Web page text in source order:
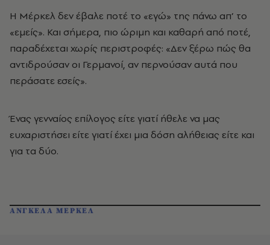
Η Μέρκελ δεν έβαλε ποτέ το «εγώ» της πάνω απ’ το
«εμείς». Και σήμερα, πιο ώριμη και καθαρή από ποτέ,
παραδέχεται χωρίς περιστροφές: «Δεν ξέρω πώς θα
αντιδρούσαν οι Γερμανοί, αν περνούσαν αυτά που
περάσατε εσείς».
Ένας γενναίος επίλογος είτε γιατί ήθελε να μας
ευχαριστήσει είτε γιατί έχει μια δόση αλήθειας είτε και
για τα δύο.
ΑΝΓΚΕΛΑ ΜΕΡΚΕΛ